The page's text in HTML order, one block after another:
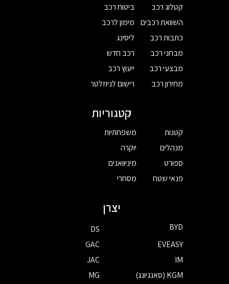
קטלוג רכב
השוואת רכבים
כתבות רכב
מבחני רכב
מבצעי רכב
מחירון רכב
ביטוח רכב
מימון לרכב
ליסינג
רכב חדש
ייעוץ רכב
רישום לניוזלטר
קטגוריות
קטנות
מנהלים
ספורט
פנאי שטח
משפחתיות
יוקרה
מיניוואנים
מסחרי
יצרן
BYD
DS
EVEASY
GAC
IM
JAC
KGM (סאנגיונג)
MG